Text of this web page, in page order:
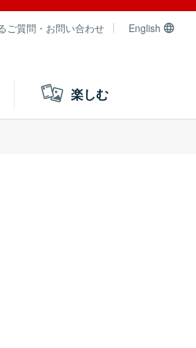
ご質問・お問い合わせ English
楽しむ